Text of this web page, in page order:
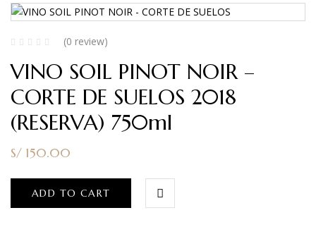
(0 review)
VINO SOIL PINOT NOIR –
CORTE DE SUELOS 2018
(RESERVA) 750ml
S/ 150.00
ADD TO CART